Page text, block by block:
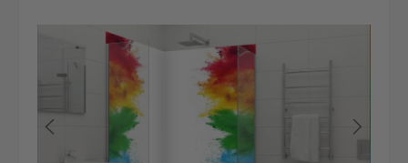
Bildergalerie überspringen